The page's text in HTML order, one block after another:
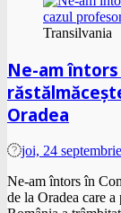
Transilvania
Ne-am întors
Oradea
joi, 24
Ne-am întors în
de la Oradea care